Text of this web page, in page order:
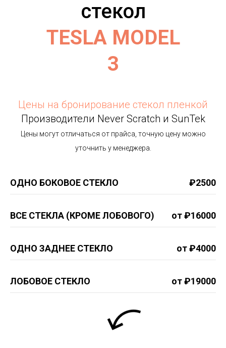
стекол
TESLA MODEL
3
Цены на бронирование стекол пленкой
Производители Never Scratch и SunTek
Цены могут отличаться от прайса, точную цену можно
уточнить у менеджера.
ОДНО БОКОВОЕ СТЕКЛО ₽2500
ВСЕ СТЕКЛА (КРОМЕ ЛОБОВОГО) от ₽16000
ОДНО ЗАДНЕЕ СТЕКЛО от ₽4000
ЛОБОВОЕ СТЕКЛО от ₽19000